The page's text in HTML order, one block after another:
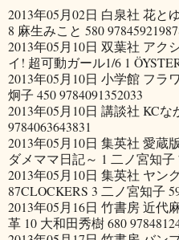
2013年05月02日 白泉社 花と
8 麻生みこと 580
2013年05月10日 双葉社 アク
イ! 超可動ガール1/6 1
2013年05月10日 小学館 フラ
炯子 450 9784091352033
2013年05月10日 講談社 KC
9784063643831
2013年05月10日 集英社 愛蔵
ダメママ日記～ 1 二ノ宮知子
2013年05月10日 集英社 ヤン
87CLOCKERS 3 二ノ宮知子
2013年05月16日 竹書房 近代
革 10 大和田秀樹 680